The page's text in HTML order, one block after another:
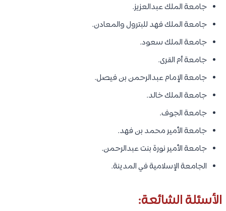
جامعة الملك عبدالعزيز.
جامعة الملك فهد للبترول والمعادن.
جامعة الملك سعود.
جامعة أم القرى.
جامعة الإمام عبدالرحمن بن فيصل.
جامعة الملك خالد.
جامعة الجوف.
جامعة الأمير محمد بن فهد.
جامعة الأمير نورة بنت عبدالرحمن.
الجامعة الإسلامية في المدينة.
الأسئلة الشائعة: